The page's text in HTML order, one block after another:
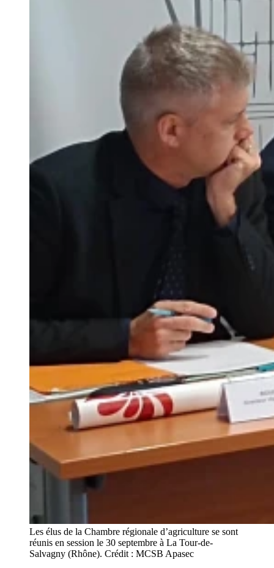
Les élus de la Chambre régionale d’agriculture se sont
réunis en session le 30 septembre à La Tour-de-
Salvagny (Rhône). Crédit : MCSB Apasec